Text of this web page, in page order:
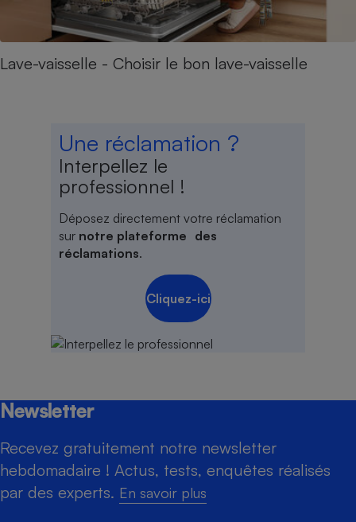
Lave-vaisselle - Choisir le bon lave-vaisselle
Une réclamation ?
Interpellez le
professionnel !
Déposez directement votre réclamation
sur notre plateforme des
réclamations.
Cliquez-ici
Newsletter
Recevez gratuitement notre newsletter
hebdomadaire ! Actus, tests, enquêtes réalisés
par des experts. En savoir plus